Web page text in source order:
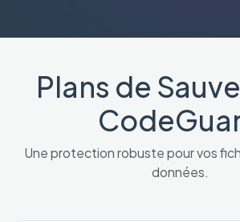
Plans de
Une protection robuste pour vos
données.